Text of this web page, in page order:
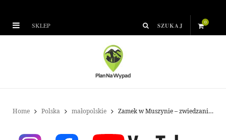
SKLEP 0
Home Polska małopolskie Zamek w Muszynie – zwiedzanie najnowszej atrakcji Muszyny, historia i ciekawostki